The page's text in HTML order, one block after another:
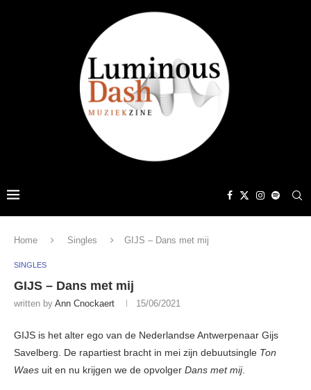
Home Singles GIJS – Dans met mij
SINGLES
GIJS – Dans met mij
written by Ann Cnockaert 15/06/2021
GIJS is het alter ego van de Nederlandse Antwerpenaar Gijs
Savelberg. De rapartiest bracht in mei zijn debuutsingle Ton
Waes uit en nu krijgen we de opvolger Dans met mij.